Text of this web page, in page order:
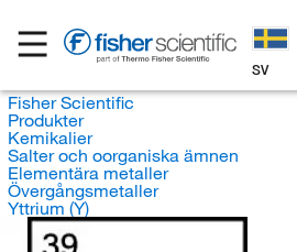
SV
Fisher Scientific
Produkter
Kemikalier
Salter och oorganiska ämnen
Elementära metaller
Övergångsmetaller
Yttrium (Y)